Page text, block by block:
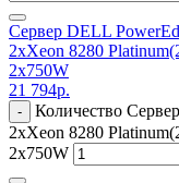
Сервер DELL
2xXeon 8280
2x750W
21 794р.
-
Количество
2xXeon 8280
2x750W